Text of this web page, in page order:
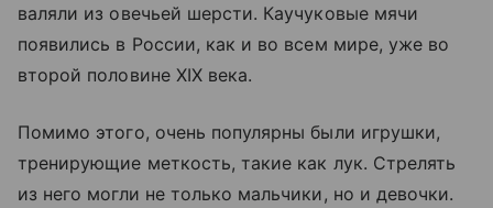
валяли из овечьей шерсти. Каучуковые мячи
появились в России, как и во всем мире, уже во
второй половине XIX века.
Помимо этого, очень популярны были игрушки,
тренирующие меткость, такие как лук. Стрелять
из него могли не только мальчики, но и девочки.